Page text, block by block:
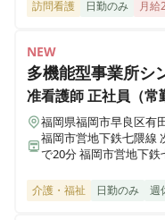
レンタルふくしのまち熊
レンタルふくしのまち
埼玉県鴻巣市滝馬室923-2
久喜★訪問入浴サー
訪問看護 日勤のみ 月給
NEW
多機能型事業所シ
准看護師正社員（常
福岡県福岡市早良区有
福岡市営地下鉄七隈線
で20分 福岡市営地下鉄
介護・福祉 日勤のみ 週